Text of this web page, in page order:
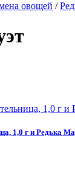
овощей /
1,0 г и Редька